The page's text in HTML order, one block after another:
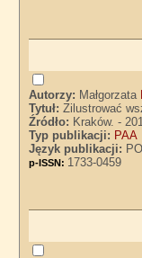
Autorzy: Małgorzata
Tytuł:Zilustrować
Źródło: Kraków. -
Typ publikacji: PAA
Język publikacji:
p-ISSN: 1733-0459